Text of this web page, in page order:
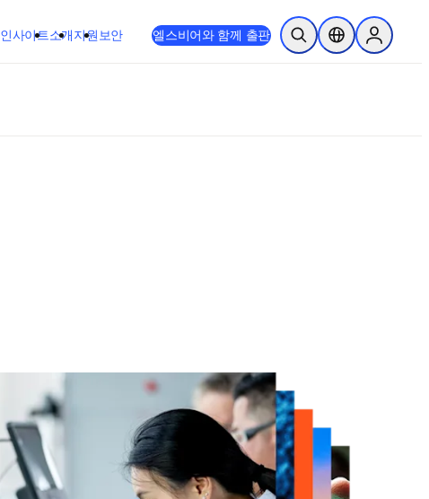
인사이트소개지원 보안 엘스비어와 함께 출판 검색 열기위치 선택기Sign in to